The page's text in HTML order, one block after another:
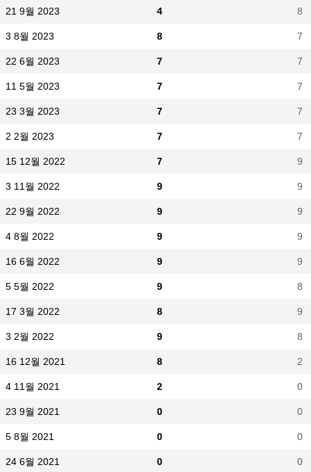
21 9월 2023 4 8
3 8월 2023 8 7
22 6월 2023 7 7
11 5월 2023 7 7
23 3월 2023 7 7
2 2월 2023 7 7
15 12월 2022 7 9
3 11월 2022 9 9
22 9월 2022 9 9
4 8월 2022 9 9
16 6월 2022 9 9
5 5월 2022 9 8
17 3월 2022 8 9
3 2월 2022 9 8
16 12월 2021 8 2
4 11월 2021 2 0
23 9월 2021 0 0
5 8월 2021 0 0
24 6월 2021 0 0